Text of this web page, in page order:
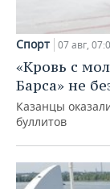
Спорт 07 авг,
«Кровь с
Барса» не
Казанцы
буллитов